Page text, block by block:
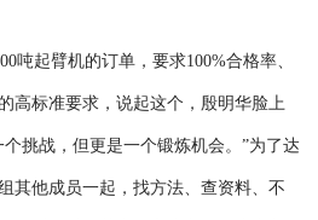
吨起臂机的订单，要求100%合格率、
高标准要求，说起这个，殷明华脸上
挑战，但更是一个锻炼机会。”为了达
其他成员一起，找方法、查资料、不